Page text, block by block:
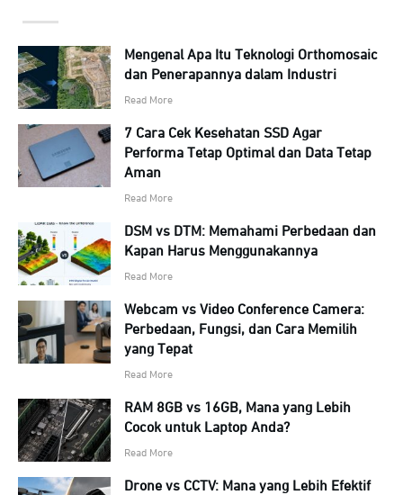
Mengenal Apa Itu Teknologi Orthomosaic
dan Penerapannya dalam Industri
Read More
7 Cara Cek Kesehatan SSD Agar
Performa Tetap Optimal dan Data Tetap
Aman
Read More
DSM vs DTM: Memahami Perbedaan dan
Kapan Harus Menggunakannya
Read More
Webcam vs Video Conference Camera:
Perbedaan, Fungsi, dan Cara Memilih
yang Tepat
Read More
RAM 8GB vs 16GB, Mana yang Lebih
Cocok untuk Laptop Anda?
Read More
Drone vs CCTV: Mana yang Lebih Efektif